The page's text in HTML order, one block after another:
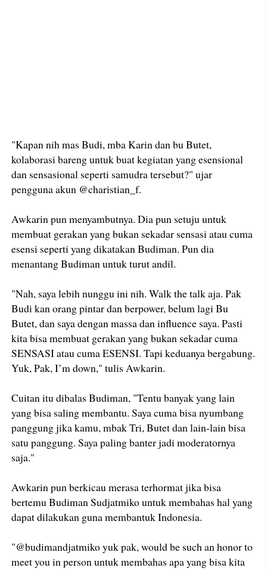
"Kapan nih mas Budi, mba Karin dan bu Butet,
kolaborasi bareng untuk buat kegiatan yang esensional
dan sensasional seperti samudra tersebut?" ujar
pengguna akun @charistian_f.
Awkarin pun menyambutnya. Dia pun setuju untuk
membuat gerakan yang bukan sekadar sensasi atau cuma
esensi seperti yang dikatakan Budiman. Pun dia
menantang Budiman untuk turut andil.
"Nah, saya lebih nunggu ini nih. Walk the talk aja. Pak
Budi kan orang pintar dan berpower, belum lagi Bu
Butet, dan saya dengan massa dan influence saya. Pasti
kita bisa membuat gerakan yang bukan sekadar cuma
SENSASI atau cuma ESENSI. Tapi keduanya bergabung.
Yuk, Pak, I’m down," tulis Awkarin.
Cuitan itu dibalas Budiman, "Tentu banyak yang lain
yang bisa saling membantu. Saya cuma bisa nyumbang
panggung jika kamu, mbak Tri, Butet dan lain-lain bisa
satu panggung. Saya paling banter jadi moderatornya
saja."
Awkarin pun berkicau merasa terhormat jika bisa
bertemu Budiman Sudjatmiko untuk membahas hal yang
dapat dilakukan guna membantuk Indonesia.
"@budimandjatmiko yuk pak, would be such an honor to
meet you in person untuk membahas apa yang bisa kita